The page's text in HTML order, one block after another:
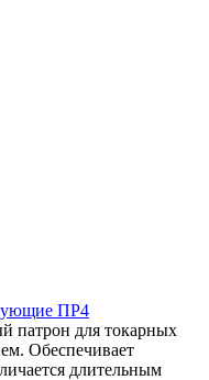
ПР4
патрон для токарных
Обеспечивает
длительным